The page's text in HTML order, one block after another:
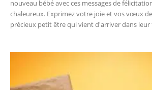
nouveau bébé avec ces messages de
chaleureux. Exprimez votre joie et vos vœux
précieux petit être qui vient d'arriver dans leur